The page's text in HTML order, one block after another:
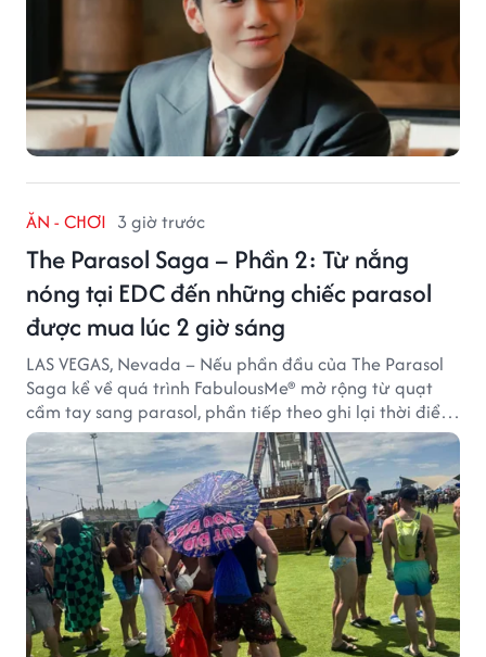
ĂN - CHƠI 3 giờ trước
The Parasol Saga – Phần 2: Từ nắng
nóng tại EDC đến những chiếc parasol
được mua lúc 2 giờ sáng
LAS VEGAS, Nevada – Nếu phần đầu của The Parasol
Saga kể về quá trình FabulousMe® mở rộng từ quạt
cầm tay sang parasol, phần tiếp theo ghi lại thời điểm
sản phẩm được thị trường đón nhận và dần vượt khỏi
công năng che nắng thông thường.